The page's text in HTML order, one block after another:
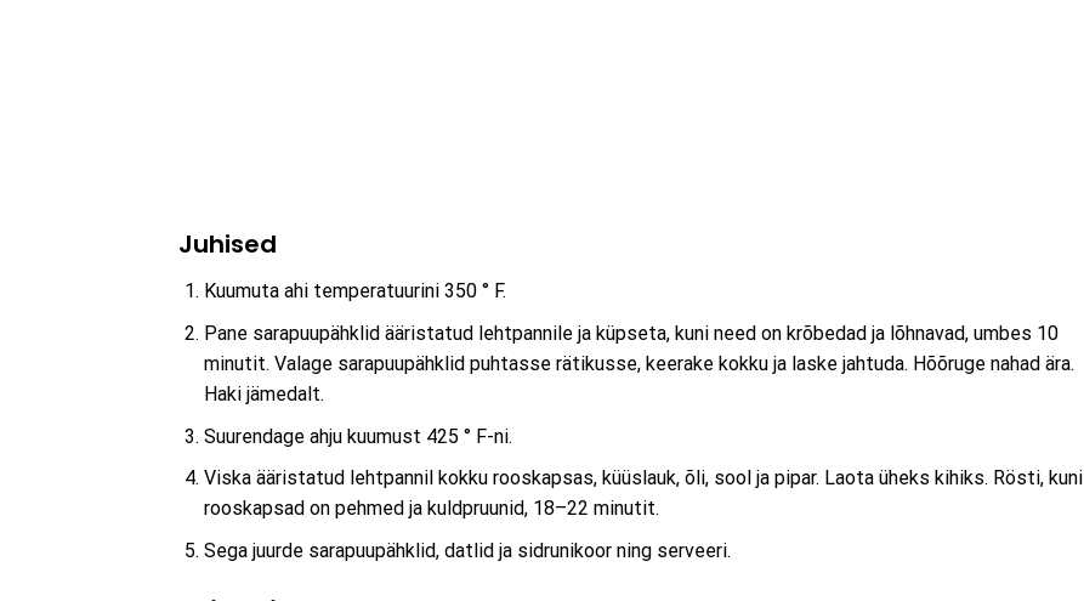
Juhised
Kuumuta ahi temperatuurini 350 ° F.
Pane sarapuupähklid ääristatud lehtpannile ja küpseta, kuni need on krõbedad ja lõhnavad, umbes 10
minutit. Valage sarapuupähklid puhtasse rätikusse, keerake kokku ja laske jahtuda. Hõõruge nahad ära.
Haki jämedalt.
Suurendage ahju kuumust 425 ° F-ni.
Viska ääristatud lehtpannil kokku rooskapsas, küüslauk, õli, sool ja pipar. Laota üheks kihiks. Rösti, kuni
rooskapsad on pehmed ja kuldpruunid, 18–22 minutit.
Sega juurde sarapuupähklid, datlid ja sidrunikoor ning serveeri.